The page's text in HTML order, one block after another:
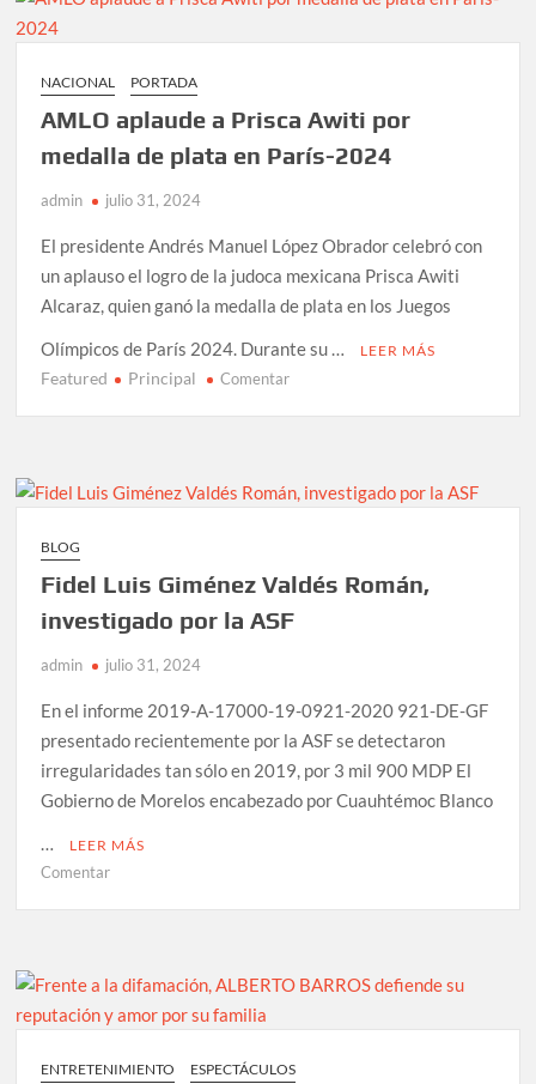
reunión
OEA
sobre
NACIONAL PORTADA
AMLO aplaude a Prisca Awiti por
medalla de plata en París-2024
admin julio 31, 2024
El presidente Andrés Manuel López Obrador celebró con
un aplauso el logro de la judoca mexicana Prisca Awiti
Alcaraz, quien ganó la medalla de plata en los Juegos
Olímpicos de París 2024. Durante su …
LEER MÁS
Featured Principal Comentaren
Prisca
Awiti
de
plata
BLOG
Fidel Luis Giménez Valdés Román,
investigado por la ASF
admin julio 31, 2024
En el informe 2019-A-17000-19-0921-2020 921-DE-GF
presentado recientemente por la ASF se detectaron
irregularidades tan sólo en 2019, por 3 mil 900 MDP El
Gobierno de Morelos encabezado por Cuauhtémoc Blanco
…
LEER MÁS
Comentaren
Valdés
investigado
ENTRETENIMIENTO
ESPECTÁCULOS